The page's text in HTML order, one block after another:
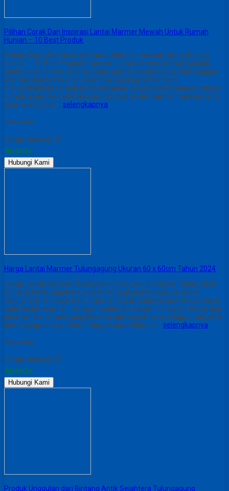
Pilihan Corak Dan Inspirasi Lantai Marmer Mewah Untuk Rumah
Hunian – 10 Best Produk
Pilihan Corak Dan Inspirasi Lantai Marmer mewah Untuk Rumah
Hunian – 10 Best Produk Inspirasi Lantai Marmer Mewah adalah
salah satu elemen dekorasi yang paling menginspirasi dan anggun.
Marmer dengan kilauan alaminya yang tak tertandingi
menambahkan sentuhan kemewahan yang abadi ke dalam interior
rumah anda. Mari kita telusuri inspirasi lantai marmer mewah yang
akan mengubah… selengkapnya
Share This :
Harga Hubungi CS
Tersedia
Hubungi Kami
Harga Lantai Marmer Tulungagung Ukuran 60 x 60cm Tahun 2024
Harga Lantai Marmer Tulungagung Ukuran 60 x 60cm Tahun 2024
Bintang Antik Sejahtera adalah tempat pembuatan kerajinan
dengan bahan dasar batu marmer. Salah satunya dari Produk kami
yaitu lantai marmer dengan model bermacam – macam. Mulai dari
jenis lantai marmer yang tersedia dan masih banyak lagi untuk jenis
lantai yang kami produksi. Harga Lantai Marmer… selengkapnya
Share This :
Harga Hubungi CS
Tersedia
Hubungi Kami
Produk Unggulan dari Bintang Antik Sejahtera Tulungagung